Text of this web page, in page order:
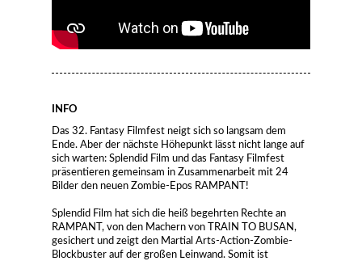
INFO
Das 32. Fantasy Filmfest neigt sich so langsam dem
Ende. Aber der nächste Höhepunkt lässt nicht lange auf
sich warten: Splendid Film und das Fantasy Filmfest
präsentieren gemeinsam in Zusammenarbeit mit 24
Bilder den neuen Zombie-Epos RAMPANT!
Splendid Film hat sich die heiß begehrten Rechte an
RAMPANT, von den Machern von TRAIN TO BUSAN,
gesichert und zeigt den Martial Arts-Action-Zombie-
Blockbuster auf der großen Leinwand. Somit ist